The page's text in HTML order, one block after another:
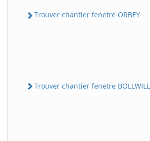
Trouver chantier fenetre ORBEY
Trouver chantier fenetre